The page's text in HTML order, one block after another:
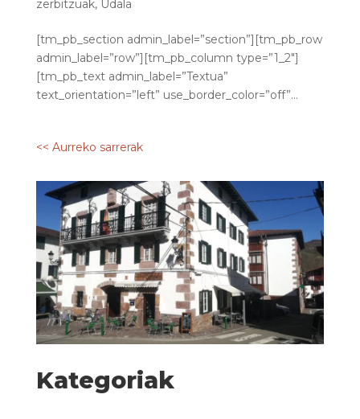
zerbitzuak, Udala
[tm_pb_section admin_label=”section”][tm_pb_row
admin_label=”row”][tm_pb_column type=”1_2″]
[tm_pb_text admin_label=”Textua”
text_orientation=”left” use_border_color=”off”...
<< Aurreko sarrerak
Kategoriak